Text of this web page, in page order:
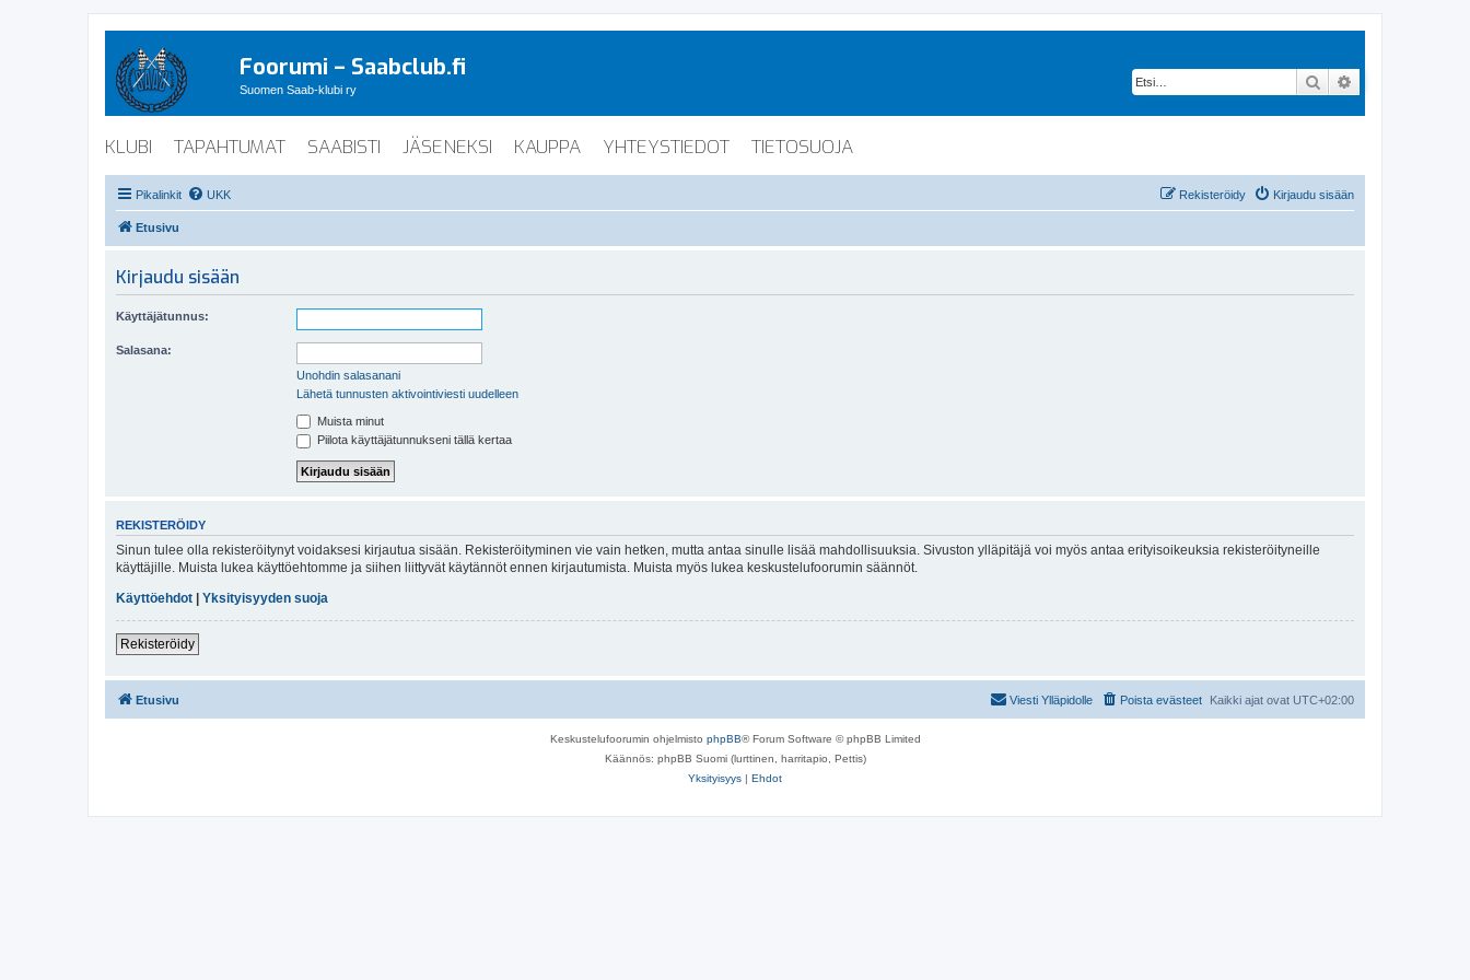
Foorumi – Saabclub.fi
Suomen Saab-klubi ry Etsi
KLUBI TAPAHTUMAT SAABISTI JÄSENEKSI KAUPPA YHTEYSTIEDOT TIETOSUOJA
Pikalinkit UKK Kirjaudu sisään
Rekisteröidy
Etusivu
Kirjaudu sisään
Käyttäjätunnus:
Salasana:
Unohdin salasanani
Lähetä tunnusten aktivointiviesti uudelleen
Muista minut
Piilota käyttäjätunnukseni tällä kertaa
REKISTERÖIDY
Sinun tulee olla rekisteröitynyt voidaksesi kirjautua sisään. Rekisteröityminen vie vain hetken, mutta antaa sinulle lisää mahdollisuuksia. Sivuston ylläpitäjä voi myös antaa erityisoikeuksia rekisteröityneille
käyttäjille. Muista lukea käyttöehtomme ja siihen liittyvät käytännöt ennen kirjautumista. Muista myös lukea keskustelufoorumin säännöt.
Käyttöehdot
Yksityisyyden suoja
Rekisteröidy
Etusivu Kaikki ajat ovat UTC+02:00
Poista evästeet
Viesti Ylläpidolle
Keskustelufoorumin ohjelmisto phpBB® Forum Software © phpBB Limited
Käännös: phpBB Suomi (lurttinen, harritapio, Pettis)
Yksityisyys | Ehdot